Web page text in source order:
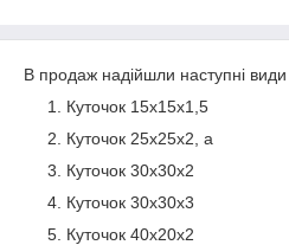
В продаж надійшли наступні
Куточок 15х15х1,5
Куточок 25х25х2, а
Куточок 30х30х2
Куточок 30х30х3
Куточок 40х20х2